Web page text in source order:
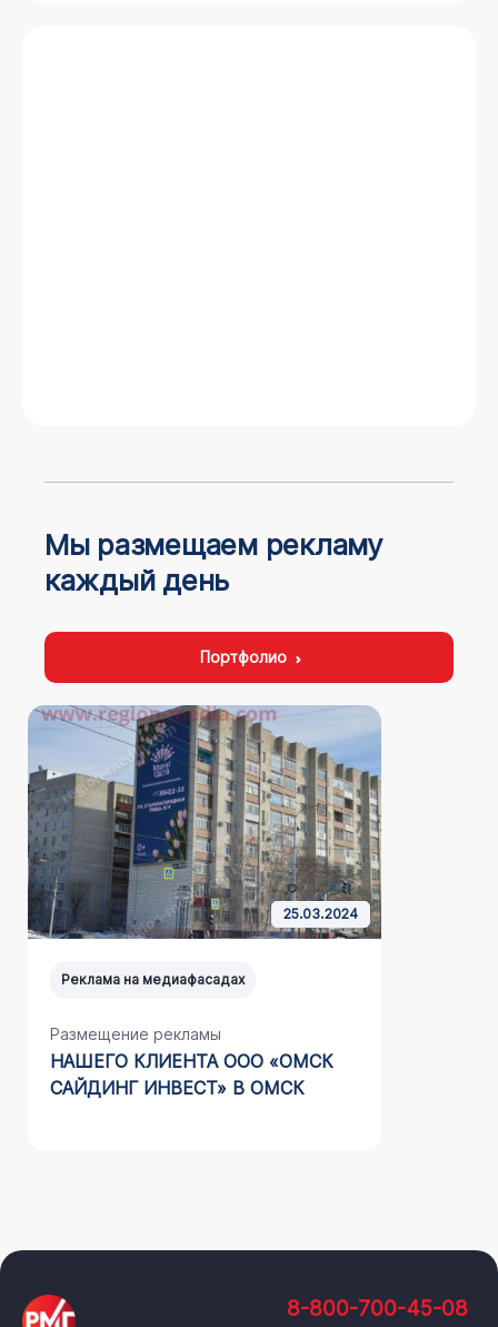
Мы размещаем рекламу
каждый день
Портфолио
25.03.2024
Реклама на медиафасадах
Размещение рекламы
НАШЕГО КЛИЕНТА ООО «ОМСК
САЙДИНГ ИНВЕСТ» В ОМСК
8-800-700-45-08